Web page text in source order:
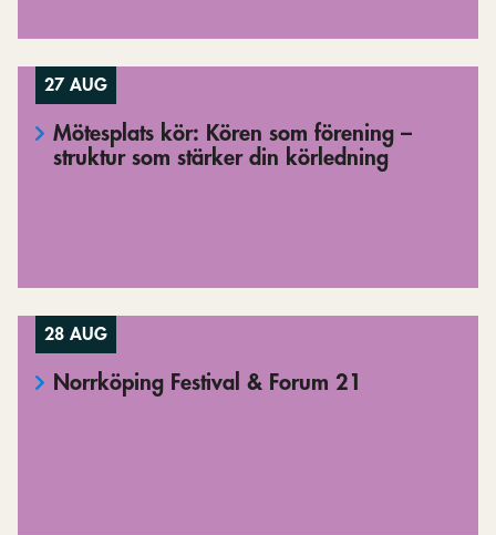
27 AUG
Mötesplats kör: Kören som förening –
struktur som stärker din körledning
28 AUG
Norrköping Festival & Forum 21